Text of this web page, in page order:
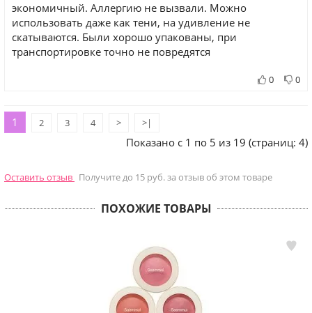
экономичный. Аллергию не вызвали. Можно
использовать даже как тени, на удивление не
скатываются. Были хорошо упакованы, при
транспортировке точно не повредятся
0 0
1 2 3 4 > >|
Показано с 1 по 5 из 19 (страниц: 4)
Оставить отзыв Получите до 15 руб. за отзыв об этом товаре
ПОХОЖИЕ ТОВАРЫ